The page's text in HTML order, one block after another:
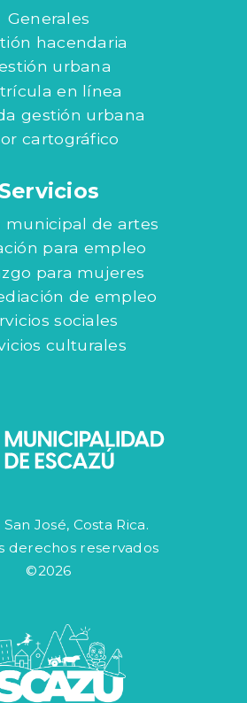
Generales
hacendaria
urbana
en línea
gestión urbana
cartográfico
Servicios
municipal de artes
para empleo
para mujeres
de empleo
sociales
culturales
San José, Costa Rica.
derechos reservados
©2026